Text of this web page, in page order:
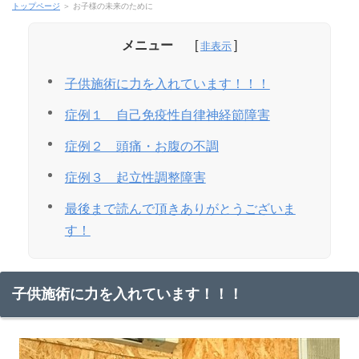
じっくり身体と向き合い、自分で治せるようになるための、
まずは、お気軽にお問合せ下さい！！！
トップページ ＞ お子様の未来のために
メニュー
子供施術に力を入れています！！！
症例１ 自己免疫性自律神経節障害
症例２ 頭痛・お腹の不調
症例３ 起立性調整障害
最後まで読んで頂きありがとうございま
す！
子供施術に力を入れています！！！